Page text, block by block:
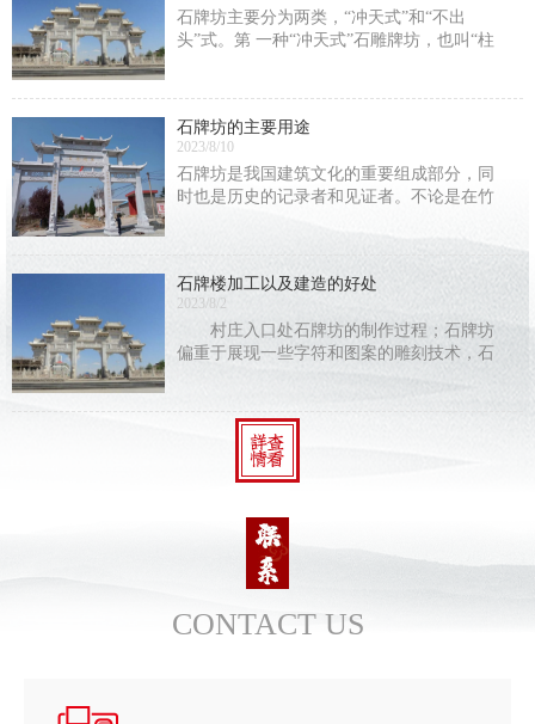
石牌坊主要分为两类，“冲天式”和“不出
头”式。第 一种“冲天式”石雕牌坊，也叫“柱
石牌坊的主要用途
2023/8/10
石牌坊是我国建筑文化的重要组成部分，同
时也是历史的记录者和见证者。不论是在竹
限，唯有在石头上刻字，才能长久地保存下
分，结合建筑
石牌楼加工以及建造的好处
2023/8/2
村庄入口处石牌坊的制作过程；石牌坊
偏重于展现一些字符和图案的雕刻技术，石
CONTACT US